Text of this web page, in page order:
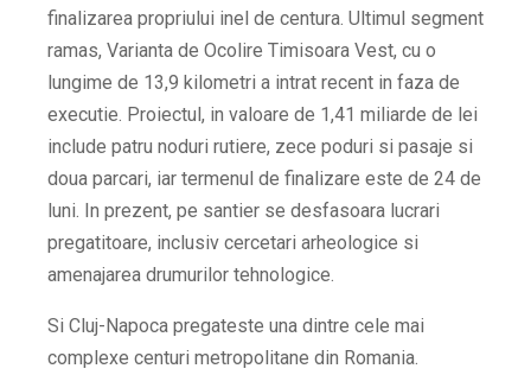
finalizarea propriului inel de centura. Ultimul segment
ramas, Varianta de Ocolire Timisoara Vest, cu o
lungime de 13,9 kilometri a intrat recent in faza de
executie. Proiectul, in valoare de 1,41 miliarde de lei
include patru noduri rutiere, zece poduri si pasaje si
doua parcari, iar termenul de finalizare este de 24 de
luni. In prezent, pe santier se desfasoara lucrari
pregatitoare, inclusiv cercetari arheologice si
amenajarea drumurilor tehnologice.
Si Cluj-Napoca pregateste una dintre cele mai
complexe centuri metropolitane din Romania.